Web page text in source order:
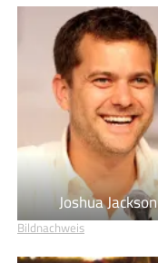
Joshua Jackson
Bildnachweis